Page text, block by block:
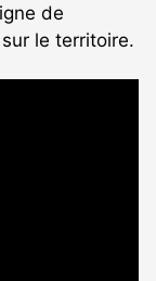
de
le territoire.